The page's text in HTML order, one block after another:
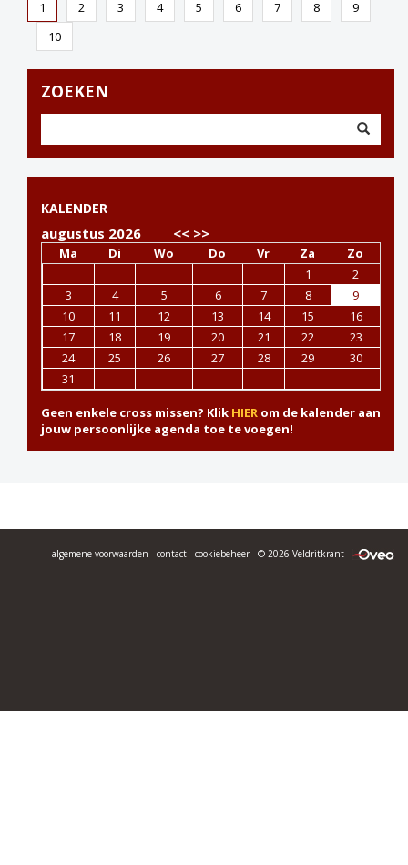
1 2 3 4 5 6 7 8
9
10
ZOEKEN
KALENDER
augustus 2026 << >>
Ma Di Wo Do Vr Za
Zo
1
2
3
4 5 6 7 8
9
10
11 12 13 14 15
16
17
18 19 20 21 22
23
24
25 26 27 28 29
30
31
Geen enkele cross missen? Klik HIER om de kalender aan
jouw persoonlijke agenda toe te voegen!
algemene voorwaarden - contact - cookiebeheer - © 2026 Veldritkrant -